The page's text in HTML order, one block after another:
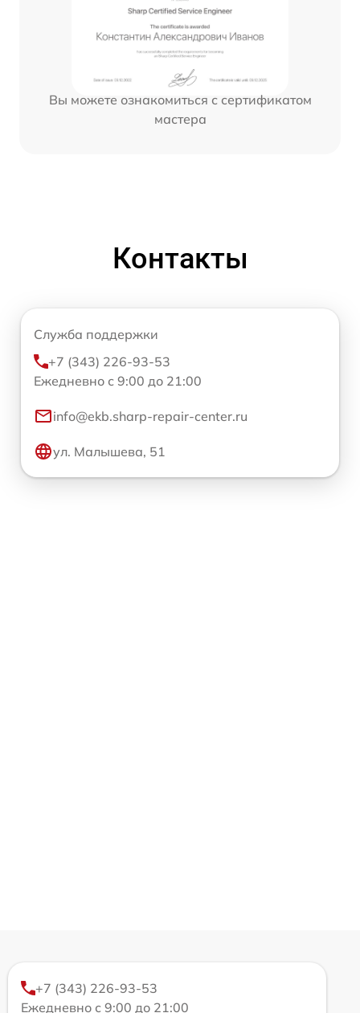
Вы можете ознакомиться с сертификатом
мастера
Контакты
Служба поддержки
+7 (343) 226-93-53
Ежедневно с 9:00 до 21:00
info@ekb.sharp-repair-center.ru
ул. Малышева, 51
+7 (343) 226-93-53
Ежедневно с 9:00 до 21:00